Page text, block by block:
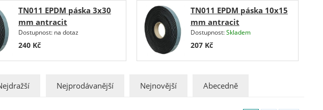
TN011 EPDM páska 3x30
mm antracit
Dostupnost: na dotaz
240 Kč
TN011 EPDM páska 10x15
mm antracit
Dostupnost:Skladem
207 Kč
Nejprodávanější Nejnovější Abecedně